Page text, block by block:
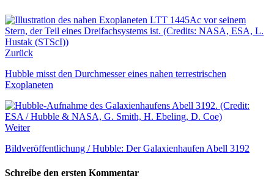
Zurück
Hubble misst den Durchmesser eines nahen terrestrischen
Exoplaneten
Weiter
Bildveröffentlichung / Hubble: Der Galaxienhaufen Abell 3192
Schreibe den ersten Kommentar